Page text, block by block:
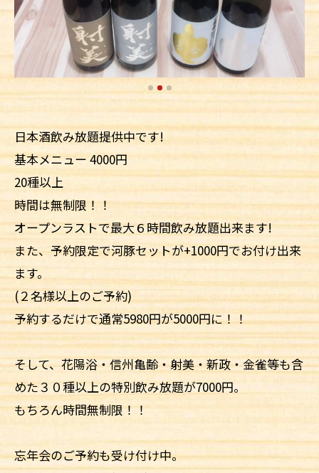
日本酒飲み放題提供中です!
基本メニュー 4000円
20種以上
時間は無制限！！
オープンラストで最大６時間飲み放題出来ます!
また、予約限定で河豚セットが+1000円でお付け出来
ます。
(２名様以上のご予約)
予約するだけで通常5980円が5000円に！！
そして、花陽浴・信州亀齢・射美・新政・金雀等も含
めた３０種以上の特別飲み放題が7000円。
もちろん時間無制限！！
忘年会のご予約も受け付け中。